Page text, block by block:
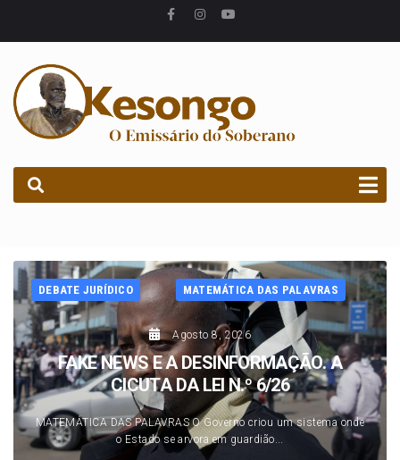
DEBATE JURÍDICO MATEMÁTICA DAS PALAVRAS
Agosto 8, 2026
FAKE NEWS E A DESINFORMAÇÃO. A
CICUTA DA LEI N.º 6/26
MATEMÁTICA DAS PALAVRAS O Governo criou um sistema onde
o Estado se arvora em guardião...